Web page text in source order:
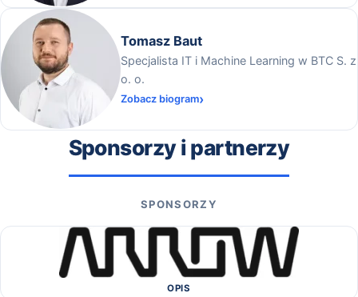
Tomasz Baut
Specjalista IT i Machine Learning w BTC S. z
o. o.
Zobacz biogram
Sponsorzy i partnerzy
SPONSORZY
OPIS